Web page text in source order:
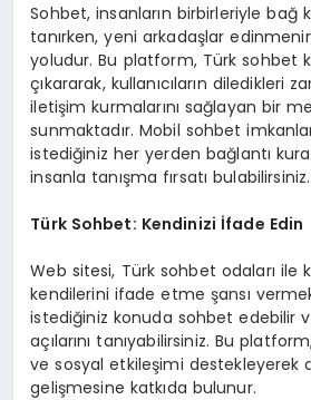
Sohbet, insanların birbirleriyle bağ
tanırken, yeni arkadaşlar
yoludur. Bu platform, Türk sohbet
çıkararak, kullanıcıların diledikleri
iletişim kurmalarını sağlayan bir
sunmaktadır. Mobil sohbet
istediğiniz her yerden bağlantı
insanla tanışma fırsatı bulabilirsiniz.
Türk Sohbet: Kendinizi İfade Edin
Web sitesi, Türk sohbet odaları ile
kendilerini ifade etme şansı
istediğiniz konuda sohbet edebilir
açılarını tanıyabilirsiniz. Bu
ve sosyal etkileşimi destekleyerek
gelişmesine katkıda bulunur.